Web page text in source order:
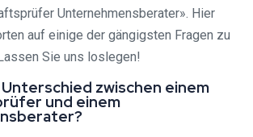
Unternehmensberater». Hier
auf einige der gängigsten Fragen zu
Sie uns loslegen!
Unterschied zwischen einem
und einem